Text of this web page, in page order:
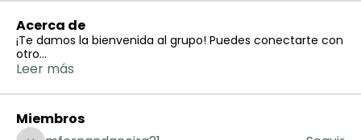
Acerca de
¡Te damos la bienvenida al grupo! Puedes conectarte con
otro...
Leer más
Miembros